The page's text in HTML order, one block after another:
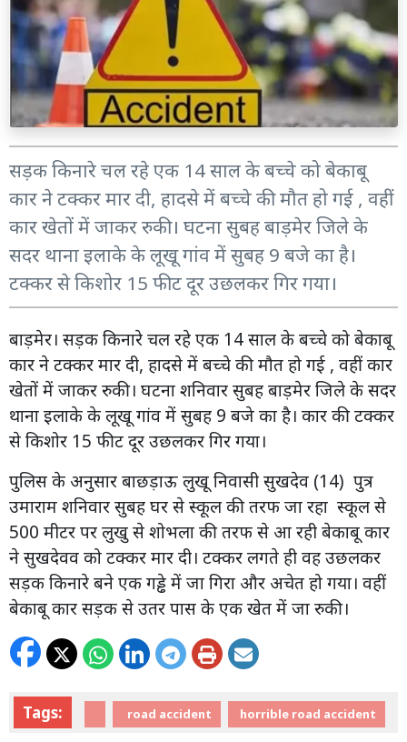
सड़क किनारे चल रहे एक 14 साल के बच्चे को बेकाबू
कार ने टक्कर मार दी, हादसे में बच्चे की मौत हो गई , वहीं
कार खेतों में जाकर रुकी। घटना सुबह बाड़मेर जिले के
सदर थाना इलाके के लूखू गांव में सुबह 9 बजे का है।
टक्कर से किशोर 15 फीट दूर उछलकर गिर गया।
बाड़मेर। सड़क किनारे चल रहे एक 14 साल के बच्चे को बेकाबू
कार ने टक्कर मार दी, हादसे में बच्चे की मौत हो गई , वहीं कार
खेतों में जाकर रुकी। घटना शनिवार सुबह बाड़मेर जिले के सदर
थाना इलाके के लूखू गांव में सुबह 9 बजे का है। कार की टक्कर
से किशोर 15 फीट दूर उछलकर गिर गया।
पुलिस के अनुसार बाछड़ाऊ लुखू निवासी सुखदेव (14) पुत्र
उमाराम शनिवार सुबह घर से स्कूल की तरफ जा रहा स्कूल से
500 मीटर पर लुखु से शोभला की तरफ से आ रही बेकाबू कार
ने सुखदेवव को टक्कर मार दी। टक्कर लगते ही वह उछलकर
सड़क किनारे बने एक गड्ढे में जा गिरा और अचेत हो गया। वहीं
बेकाबू कार सड़क से उतर पास के एक खेत में जा रुकी।
Tags: road accident horrible road accident